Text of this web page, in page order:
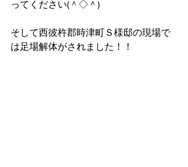
ってください(＾◇＾)
そして西彼杵郡時津町Ｓ様邸の現場で
は足場解体がされました！！